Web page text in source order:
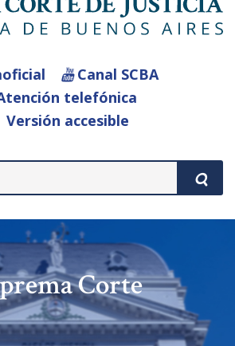
Canal SCBA
telefónica
accesible
Corte